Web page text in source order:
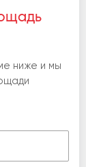
ниже и мы